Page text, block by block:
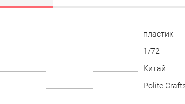
пластик
1/72
Китай
Polite